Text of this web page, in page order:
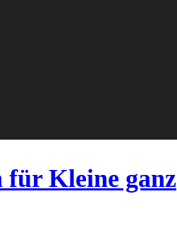
für Kleine ganz